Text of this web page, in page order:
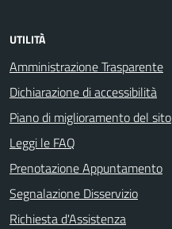
UTILITÀ
Amministrazione Trasparente
Dichiarazione di accessibilità
Piano di miglioramento del sito
Leggi le FAQ
Prenotazione Appuntamento
Segnalazione Disservizio
Richiesta d'Assistenza